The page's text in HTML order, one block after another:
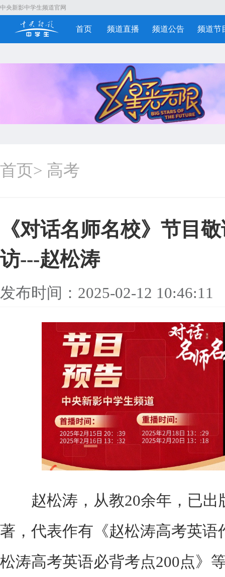
中央新影中学生频道官网
首页 频道直播 频道公告 频道节
首页> 高考
《对话名师名校》节目
访---赵松涛
发布时间：2025-02-12 10:46:11
赵松涛，从教20余年，已出
著，代表作有《赵松涛高考英语
松涛高考英语必背考点200点》